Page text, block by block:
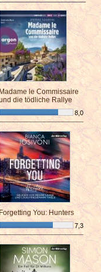
Madame le Commissaire
die tödliche Rallye
8,0
Forgetting You: Hunters
7,3